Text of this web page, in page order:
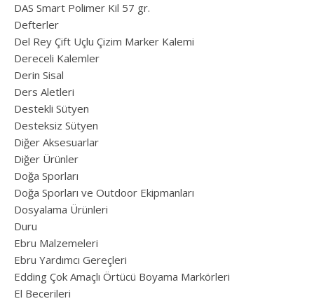
DAS Smart Polimer Kil 57 gr.
Defterler
Del Rey Çift Uçlu Çizim Marker Kalemi
Dereceli Kalemler
Derin Sisal
Ders Aletleri
Destekli Sütyen
Desteksiz Sütyen
Diğer Aksesuarlar
Diğer Ürünler
Doğa Sporları
Doğa Sporları ve Outdoor Ekipmanları
Dosyalama Ürünleri
Duru
Ebru Malzemeleri
Ebru Yardımcı Gereçleri
Edding Çok Amaçlı Örtücü Boyama Markörleri
El Becerileri